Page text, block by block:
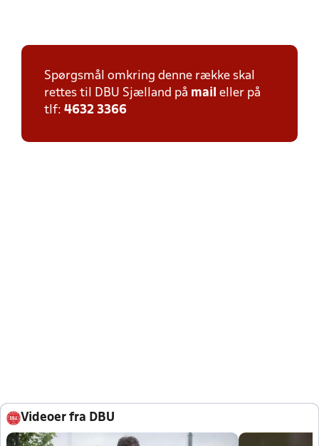
Spørgsmål omkring denne række skal
rettes til DBU Sjælland på mail eller på
tlf: 4632 3366
Videoer fra DBU